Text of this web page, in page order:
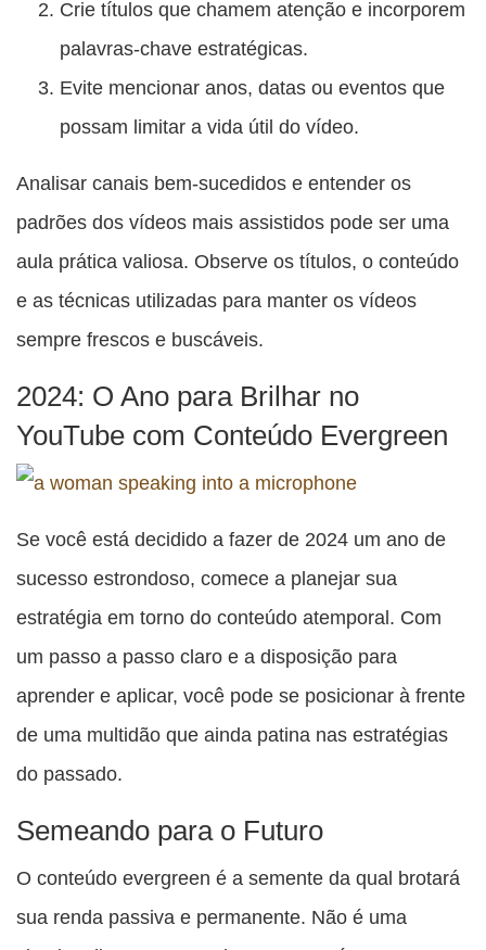
Crie títulos que chamem atenção e incorporem
palavras-chave estratégicas.
Evite mencionar anos, datas ou eventos que
possam limitar a vida útil do vídeo.
Analisar canais bem-sucedidos e entender os
padrões dos vídeos mais assistidos pode ser uma
aula prática valiosa. Observe os títulos, o conteúdo
e as técnicas utilizadas para manter os vídeos
sempre frescos e buscáveis.
2024: O Ano para Brilhar no
YouTube com Conteúdo Evergreen
Se você está decidido a fazer de 2024 um ano de
sucesso estrondoso, comece a planejar sua
estratégia em torno do conteúdo atemporal. Com
um passo a passo claro e a disposição para
aprender e aplicar, você pode se posicionar à frente
de uma multidão que ainda patina nas estratégias
do passado.
Semeando para o Futuro
O conteúdo evergreen é a semente da qual brotará
sua renda passiva e permanente. Não é uma